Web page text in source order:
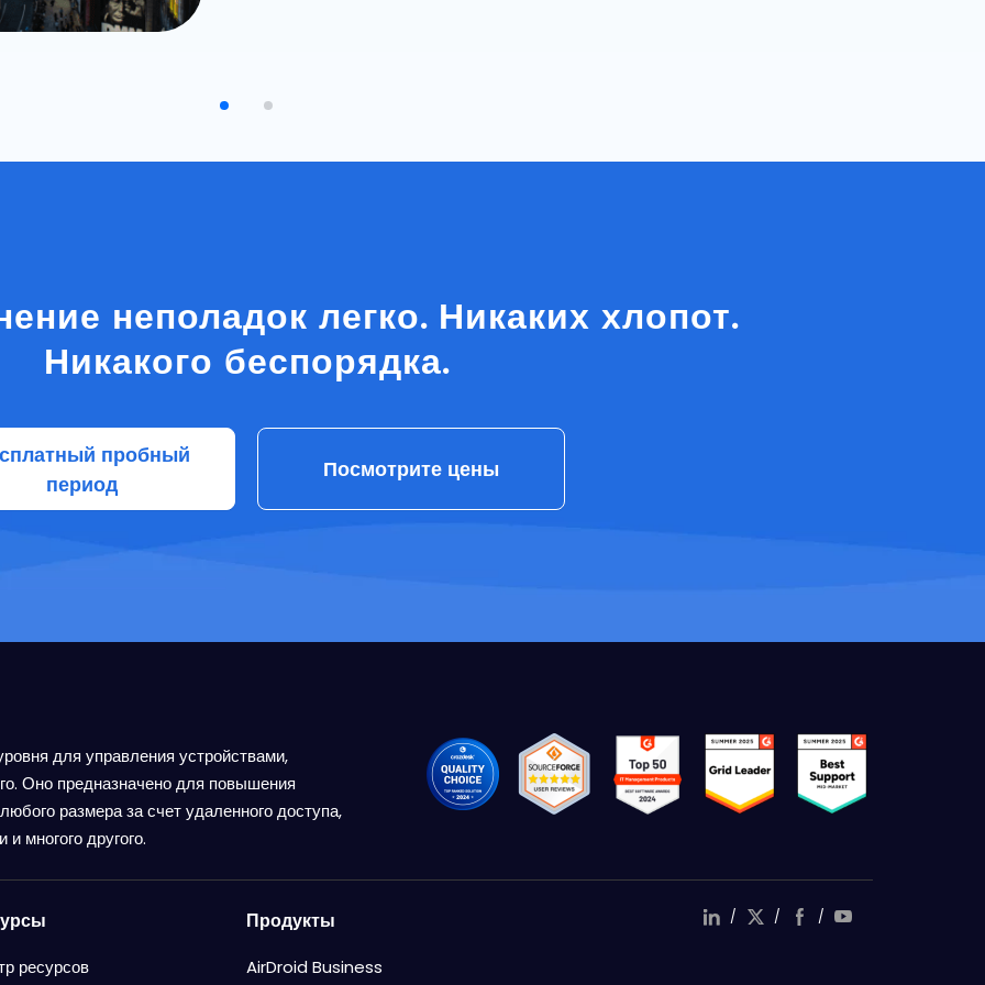
неполадок легко. Никаких хлопот.
Никакого беспорядка.
пробный
период
Посмотрите цены
для управления устройствами,
Оно предназначено для повышения
размера за счет удаленного доступа,
многого другого.
ресурсов
Продукты
AirDroid Business
/ / /